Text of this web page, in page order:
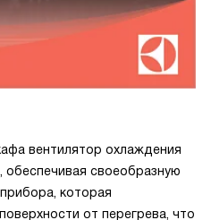
вентилятор охлаждения
обеспечивая своеобразную
которая
от перегрева, что